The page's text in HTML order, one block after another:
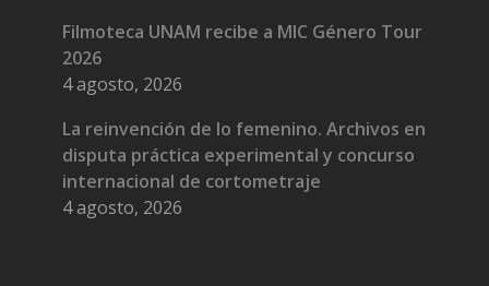
Filmoteca UNAM recibe a MIC Género Tour
2026
4 agosto, 2026
La reinvención de lo femenino. Archivos en
disputa práctica experimental y concurso
internacional de cortometraje
4 agosto, 2026